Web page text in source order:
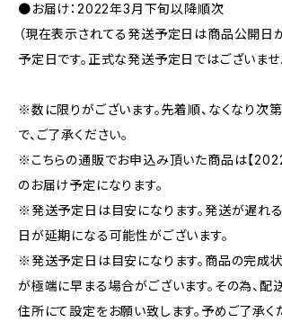
●お届け：2022年3月下旬以降順次
（現在表示されてる発送予定日は商品公開日
予定日です。正式な発送予定日ではございませ
※数に限りがございます。先着順、なくなり次
で、ご了承ください。
※こちらの通販でお申込み頂いた商品は【
のお届け予定になります。
※発送予定日は目安になります。発送が遅れ
日が延期になる可能性がございます。
※発送予定日は目安になります。商品の完成
が極端に早まる場合がございます。その為、
住所にて設定をお願い致します。予めご了承く